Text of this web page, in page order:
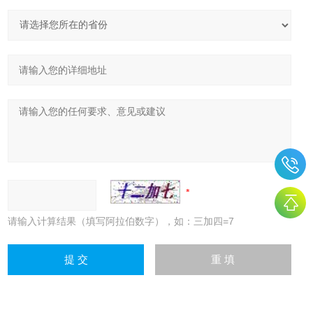
请输入计算结果（填写阿拉伯数字），如：三加四=7